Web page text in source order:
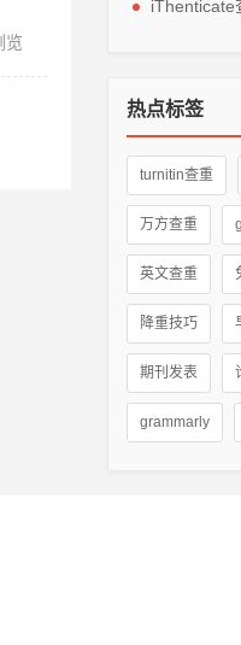
览
热点标签
turnitin查重
万方查重
英文查重
降重技巧
期刊发表
grammarly